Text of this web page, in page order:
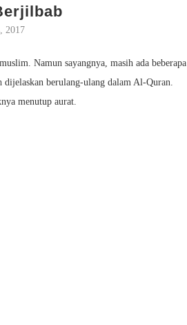
2017
Namun sayangnya, masih ada beberapa
dijelaskan berulang-ulang dalam Al-Quran.
menutup aurat.